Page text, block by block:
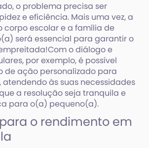
o problema precisa ser
e eficiência. Mais uma vez, a
corpo escolar e a família de
será essencial para garantir o
o diálogo e
por exemplo, é possível
de ação personalizado para
às suas necessidades
a resolução seja tranquila e
para o(a) pequeno(a).
o rendimento em